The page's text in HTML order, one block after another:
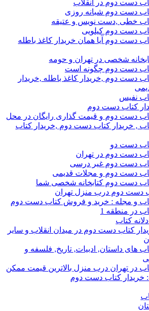
دست دوم در انقلاب
دست دوم شبانه روزی
خطی ,دست نویس و عتیقه
دست دوم کیلویی
دست دوم آیا همان خریدار کاغذ باطله
شخصی در تهران و حومه
دست دوم چگونه است
دست دوم ,خریدار کاغذ باطله ,خریدار
نفیس
کتاب دست دوم
دست دوم و قیمت گذاری رایگان در محل
, خریدار کتاب دست دوم ,خریدار کتاب
دست دو
دست دوم در تهران
دست دوم غیر درسی
دست دوم و مجلات قدیمی
دست دوم کتابخانه شخصی شما
دست دوم درب منزل تهران
و مجله : خرید و فروش کتاب دست دوم
در منطقه 1
کتاب
کتاب دست دوم در میدان انقلاب و سایر
های داستان, ادبیات, تاریخ, فلسفه و
در تهران درب منزل بالاترین قیمت ممکن
خریدار کتاب دست دوم